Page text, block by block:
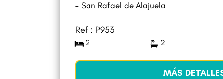
– San Rafael de Alajuela
Ref : P953
2 2
MÁS